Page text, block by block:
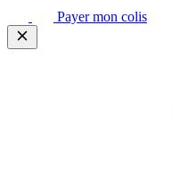
Payer mon colis